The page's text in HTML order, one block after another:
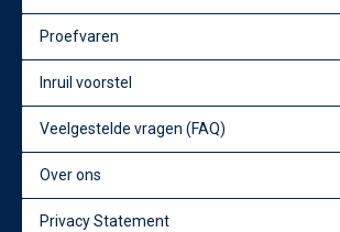
Proefvaren
Inruil voorstel
Veelgestelde vragen (FAQ)
Over ons
Privacy Statement